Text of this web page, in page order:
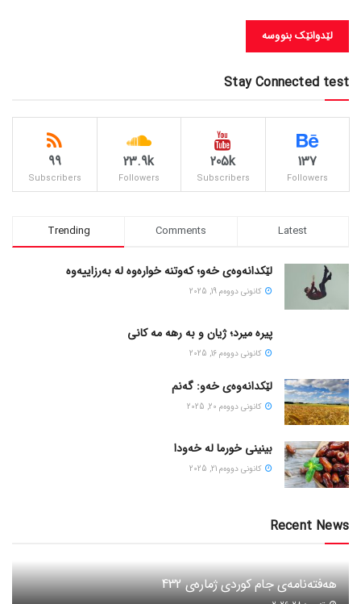
Stay Connected test
137
Followers
205k
Subscribers
23.9k
Followers
99
Subscribers
Trending Comments Latest
لێکدانەوەی خەو؛ کەوتنە خوارەوە لە بەرزاییەوە
كانونی دووه‌م 19, 2025
پیره میرد؛ ژیان و به رهه مه کانی
كانونی دووه‌م 16, 2025
لێکدانەوەی خەو: گەنم
كانونی دووه‌م 20, 2025
بینینی خورما لە خەودا
كانونی دووه‌م 21, 2025
Recent News
هەفتەنامەی جام کوردی ژمارەی 432